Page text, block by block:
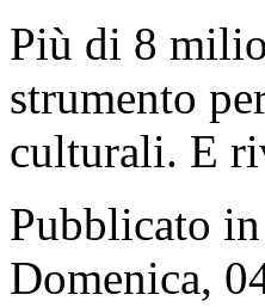
Più di 8
strumento
culturali. E
Pubblicato in
Domenica,